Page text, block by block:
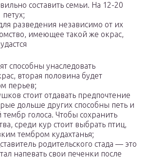
составить семьи. На 12-20
разведения независимо от их
имеющее такой же окрас,
способны унаследовать
вторая половина будет
перьев;
стоит отдавать предпочтение
дольше других способны петь и
голоса. Чтобы сохранить
среди кур стоит выбрать птиц,
тембром кудахтанья;
родительского стада — это
напевать свои печенки после